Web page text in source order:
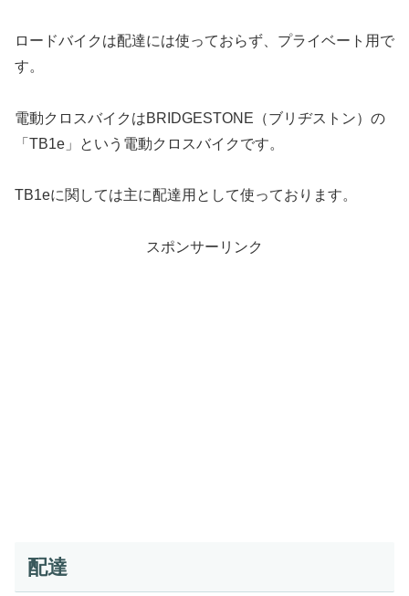
ロードバイクは配達には使っておらず、プライベート用で
す。
電動クロスバイクはBRIDGESTONE（ブリヂストン）の
「TB1e」という電動クロスバイクです。
TB1eに関しては主に配達用として使っております。
スポンサーリンク
配達